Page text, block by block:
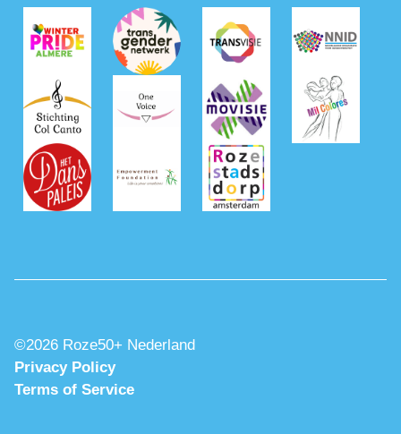
©2026 Roze50+ Nederland
Privacy Policy
Terms of Service